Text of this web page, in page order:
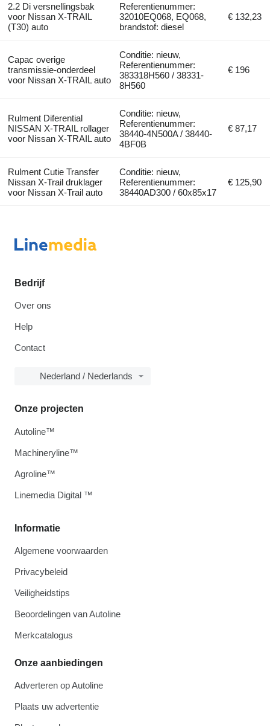
2.2 Di versnellingsbak
voor Nissan X-TRAIL
(T30) auto
Referentienummer:
32010EQ068, EQ068,
brandstof: diesel
€ 132,23
Capac overige
transmissie-onderdeel
voor Nissan X-TRAIL auto
Conditie: nieuw,
Referentienummer:
383318H560 / 38331-
8H560
€ 196
Rulment Diferential
NISSAN X-TRAIL rollager
voor Nissan X-TRAIL auto
Conditie: nieuw,
Referentienummer:
38440-4N500A / 38440-
4BF0B
€ 87,17
Rulment Cutie Transfer
Nissan X-Trail druklager
voor Nissan X-Trail auto
Conditie: nieuw,
Referentienummer:
38440AD300 / 60x85x17
€ 125,90
Bedrijf
Over ons
Help
Contact
Nederland / Nederlands
Informatie
Algemene voorwaarden
Privacybeleid
Veiligheidstips
Beoordelingen van Autoline
Merkcatalogus
Onze aanbiedingen
Adverteren op Autoline
Plaats uw advertentie
Onze projecten
Autoline™
Machineryline™
Agroline™
Linemedia Digital ™